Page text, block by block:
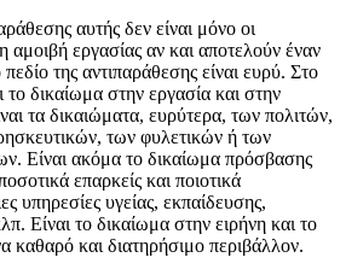
αυτής δεν είναι μόνο οι
αμοιβή εργασίας αν και αποτελούν έναν
της αντιπαράθεσης είναι ευρύ. Στο
το δικαίωμα στην εργασία και στην
τα δικαιώματα, ευρύτερα, των πολιτών,
των φυλετικών ή των
Είναι ακόμα το δικαίωμα πρόσβασης
επαρκείς και ποιοτικά
υπηρεσίες υγείας, εκπαίδευσης,
Είναι το δικαίωμα στην ειρήνη και το
καθαρό και διατηρήσιμο περιβάλλον.